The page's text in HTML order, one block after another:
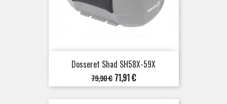
Dosseret Shad SH58X-59X
Prix
de
base
79,90 € Prix
71,91 €